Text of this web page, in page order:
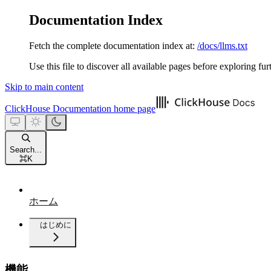
Documentation Index
Fetch the complete documentation index at: /docs/llms.txt
Use this file to discover all available pages before exploring
Skip to main content
ClickHouse Documentation home page
Search...
⌘K
ホーム
はじめに